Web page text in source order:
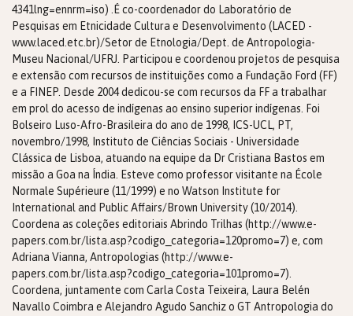
4341lng=ennrm=iso) .É co-coordenador do Laboratório de
Pesquisas em Etnicidade Cultura e Desenvolvimento (LACED -
www.laced.etc.br)/Setor de Etnologia/Dept. de Antropologia-
Museu Nacional/UFRJ. Participou e coordenou projetos de pesquisa
e extensão com recursos de instituições como a Fundação Ford (FF)
e a FINEP. Desde 2004 dedicou-se com recursos da FF a trabalhar
em prol do acesso de indígenas ao ensino superior indígenas. Foi
Bolseiro Luso-Afro-Brasileira do ano de 1998, ICS-UCL, PT,
novembro/1998, Instituto de Ciências Sociais - Universidade
Clássica de Lisboa, atuando na equipe da Dr Cristiana Bastos em
missão a Goa na Índia. Esteve como professor visitante na École
Normale Supérieure (11/1999) e no Watson Institute for
International and Public Affairs/Brown University (10/2014).
Coordena as coleções editoriais Abrindo Trilhas (http://www.e-
papers.com.br/lista.asp?codigo_categoria=120promo=7) e, com
Adriana Vianna, Antropologias (http://www.e-
papers.com.br/lista.asp?codigo_categoria=101promo=7).
Coordena, juntamente com Carla Costa Teixeira, Laura Belén
Navallo Coimbra e Alejandro Agudo Sanchiz o GT Antropologia do